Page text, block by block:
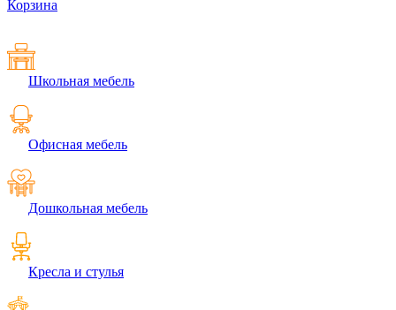
Корзина
Школьная мебель
Офисная мебель
Дошкольная мебель
Кресла и стулья